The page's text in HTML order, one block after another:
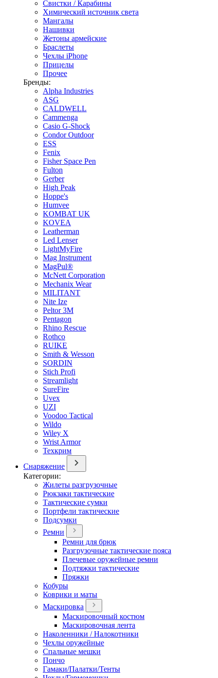
Свистки / Карабины
Химический источник света
Мангалы
Нашивки
Жетоны армейские
Браслеты
Чехлы iPhone
Прицелы
Прочее
Бренды:
Alpha Industries
ASG
CALDWELL
Cammenga
Casio G-Shock
Condor Outdoor
ESS
Fenix
Fisher Space Pen
Fulton
Gerber
High Peak
Hoppe's
Humvee
KOMBAT UK
KOVEA
Leatherman
Led Lenser
LightMyFire
Mag Instrument
MagPul®
McNett Corporation
Mechanix Wear
MILITANT
Nite Ize
Peltor 3M
Pentagon
Rhino Rescue
Rothco
RUIKE
Smith & Wesson
SORDIN
Stich Profi
Streamlight
SureFire
Uvex
UZI
Voodoo Tactical
Wildo
Wiley X
Wrist Armor
Техкрим
Снаряжение
Категории:
Жилеты разгрузочные
Рюкзаки тактические
Тактические сумки
Портфели тактические
Подсумки
Ремни
Ремни для брюк
Разгрузочные тактические пояса
Плечевые оружейные ремни
Подтяжки тактические
Пряжки
Кобуры
Коврики и маты
Маскировка
Маскировочный костюм
Маскировочная лента
Наколенники / Налокотники
Чехлы оружейные
Спальные мешки
Пончо
Гамаки/Палатки/Тенты